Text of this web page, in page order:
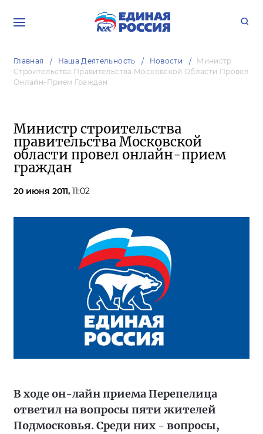
Главная Наша Деятельность Новости
Министр
Строительства Правительства Московской Области Провел
Онлайн-Прием Граждан
Министр строительства
правительства Московской
области провел онлайн-прием
граждан
20 июня 2011, 11:02
В ходе он-лайн приема Перепелица
ответил на вопросы пяти жителей
Подмосковья. Среди них - вопросы,